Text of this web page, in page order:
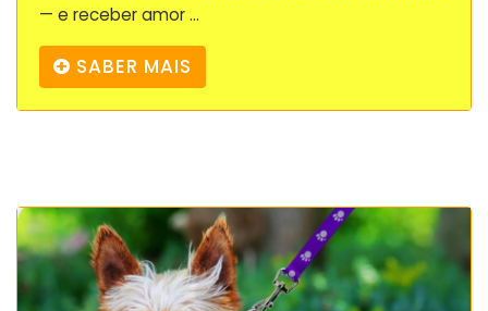
— e receber amor ...
SABER MAIS